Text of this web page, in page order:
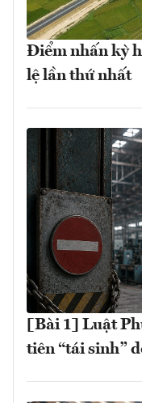
Điểm nhấn kỳ
lệ lần thứ nhất
[Bài 1] Luật
tiên “tái sinh”